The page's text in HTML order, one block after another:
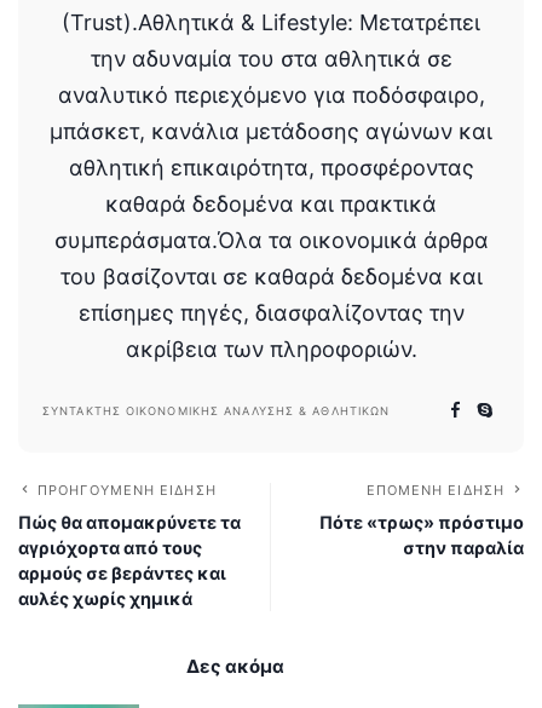
(Trust).Αθλητικά & Lifestyle: Μετατρέπει
την αδυναμία του στα αθλητικά σε
αναλυτικό περιεχόμενο για ποδόσφαιρο,
μπάσκετ, κανάλια μετάδοσης αγώνων και
αθλητική επικαιρότητα, προσφέροντας
καθαρά δεδομένα και πρακτικά
συμπεράσματα.Όλα τα οικονομικά άρθρα
του βασίζονται σε καθαρά δεδομένα και
επίσημες πηγές, διασφαλίζοντας την
ακρίβεια των πληροφοριών.
ΣΥΝΤΆΚΤΗΣ ΟΙΚΟΝΟΜΙΚΉΣ ΑΝΆΛΥΣΗΣ & ΑΘΛΗΤΙΚΏΝ
ΠΡΟΗΓΟΎΜΕΝΗ ΕΊΔΗΣΗ
Πώς θα απομακρύνετε τα
αγριόχορτα από τους
αρμούς σε βεράντες και
αυλές χωρίς χημικά
ΕΠΌΜΕΝΗ ΕΊΔΗΣΗ
Πότε «τρως» πρόστιμο
στην παραλία
Δες ακόμα